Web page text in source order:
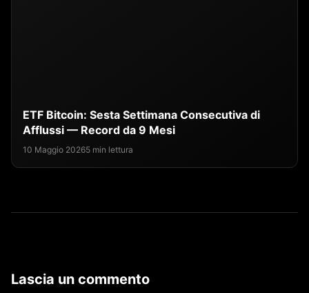
ETF Bitcoin: Sesta Settimana Consecutiva di
Afflussi — Record da 9 Mesi
10 Maggio 20265 min lettura
Lascia un commento